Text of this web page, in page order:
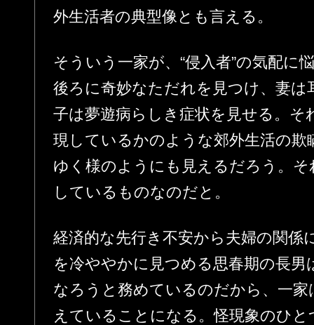
外生活者の典型像とも言える。
そういう一家が、“侵入者”の気配に
後ろに奇妙なただれを見つけ、妻は
子は夢遊病らしき症状を見せる。そ
現しているかのような郊外生活の欺
ゆく様のようにも見えるだろう。そ
しているものなのだと。
経済的な先行き不安から夫婦の関係
を冷ややかに見つめる思春期の長
なろうと務めているのだから、一
えていることになる。怪現象のひ